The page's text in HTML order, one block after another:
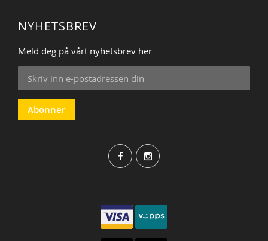
NYHETSBREV
Meld deg på vårt nyhetsbrev her
Sign
Up
for
Our
Newsletter:
Abonner